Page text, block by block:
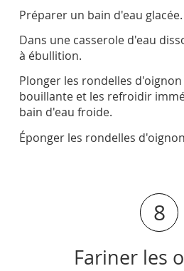
Préparer un bain d'eau glacée.
Dans une casserole d'eau
à ébullition.
Plonger les rondelles
bouillante et les refroidir
bain d'eau froide.
Éponger les rondelles
8
Fariner les